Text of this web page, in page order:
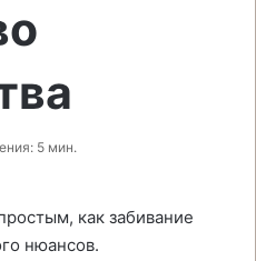
5 мин.
как забивание
нюансов.